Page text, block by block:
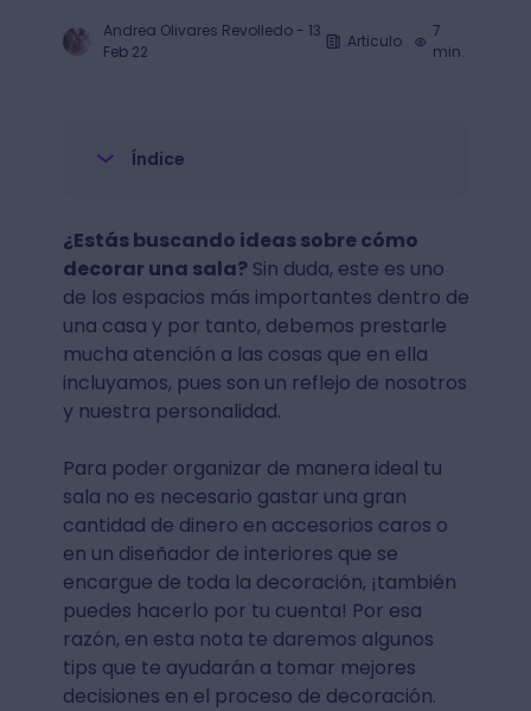
Andrea Olivares Revolledo- 13
Feb 22
Articulo
7
min.
Índice
¿Estás buscando ideas sobre cómo
decorar una sala?Sin duda, este es uno
de los espacios más importantes dentro de
una casa y por tanto, debemos prestarle
mucha atención a las cosas que en ella
incluyamos, pues son un reflejo de nosotros
y nuestra personalidad.
Para poder organizar de manera ideal tu
sala no es necesario gastar una gran
cantidad de dinero en accesorios caros o
en un diseñador de interiores que se
encargue de toda la decoración, ¡también
puedes hacerlo por tu cuenta! Por esa
razón, en esta nota te daremos algunos
tips que te ayudarán a tomar mejores
decisiones en el proceso de decoración.